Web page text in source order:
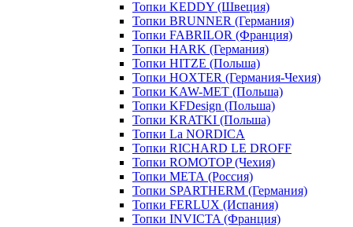
Топки KEDDY (Швеция)
Топки BRUNNER (Германия)
Топки FABRILOR (Франция)
Топки HARK (Германия)
Топки HITZE (Польша)
Топки HOXTER (Германия-Чехия)
Топки KAW-MET (Польша)
Топки KFDesign (Польша)
Топки KRATKI (Польша)
Топки La NORDICA
Топки RICHARD LE DROFF
Топки ROMOTOP (Чехия)
Топки МЕТА (Россия)
Топки SPARTHERM (Германия)
Топки FERLUX (Испания)
Топки INVICTA (Франция)